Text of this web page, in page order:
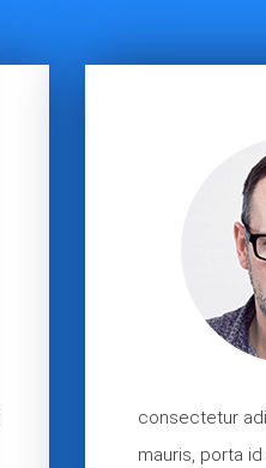
consectetur
mauris, porta